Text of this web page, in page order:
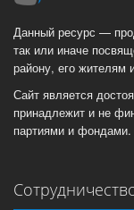
Данный ресурс —
так или иначе
району, его жителям
Сайт является
принадлежит и не
партиями и фондами.